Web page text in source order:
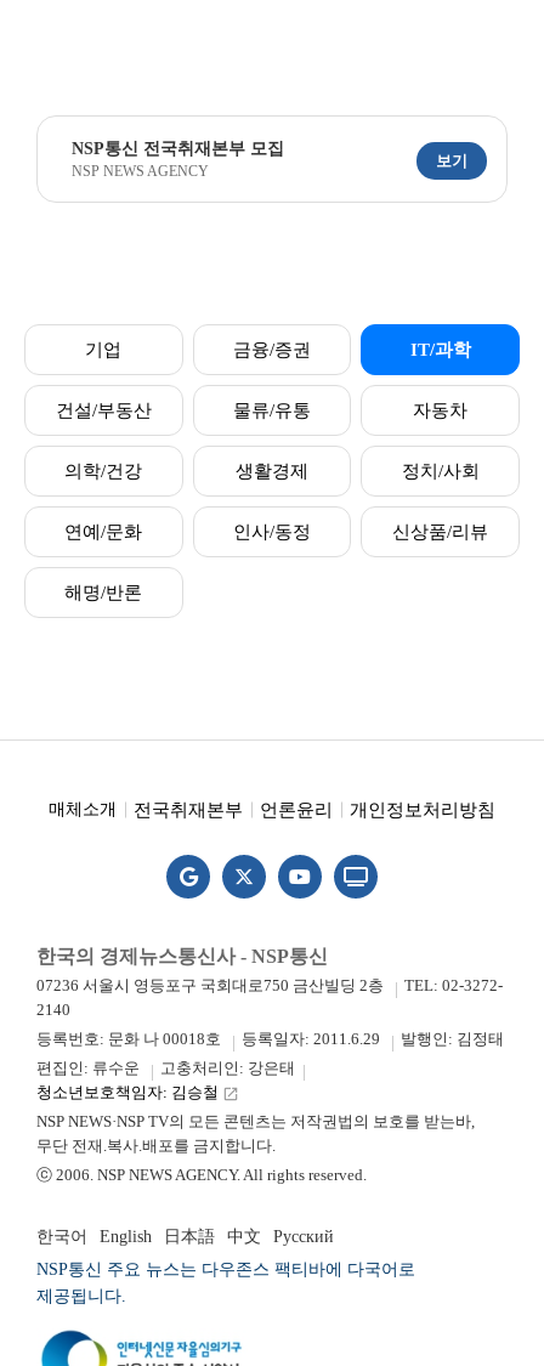
NSP통신 전국취재본부 모집
NSP NEWS AGENCY
보기
기업 금융/증권 IT/과학
건설/부동산 물류/유통 자동차
의학/건강 생활경제 정치/사회
연예/문화 인사/동정 신상품/리뷰
해명/반론
매체소개 전국취재본부 언론윤리 개인정보처리방침
한국의 경제뉴스통신사 - NSP통신
07236 서울시 영등포구 국회대로750 금산빌딩 2층
TEL: 02-3272-
2140
등록번호: 문화 나 00018호
등록일자: 2011.6.29
발행인: 김정태
편집인: 류수운
고충처리인: 강은태
청소년보호책임자: 김승철 launch
NSP NEWS·NSP TV의 모든 콘텐츠는 저작권법의 보호를 받는바,
무단 전재.복사.배포를 금지합니다.
ⓒ 2006. NSP NEWS AGENCY. All rights reserved.
한국어 English 日本語 中文
Русский
NSP통신 주요 뉴스는 다우존스 팩티바에 다국어로
제공됩니다.